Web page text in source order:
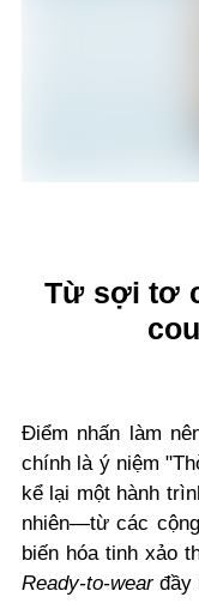
Từ sợi tơ
Điểm nhấn làm
chính là ý niệm
kể lại một hành
nhiên—từ các
biến hóa tinh xảo
Ready-to-wearđầy